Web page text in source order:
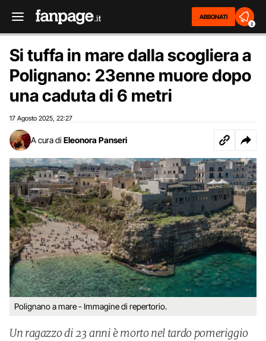
ABBONATI
2
Si tuffa in mare dalla scogliera a
Polignano: 23enne muore dopo
una caduta di 6 metri
17 Agosto 2025 22:27
A cura di Eleonora Panseri
Polignano a mare - Immagine di repertorio.
Un ragazzo di 23 anni è morto nel tardo pomeriggio